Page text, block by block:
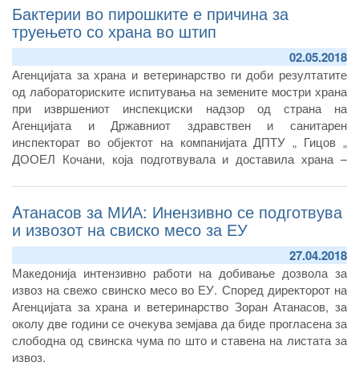
Бактерии во пирошките е причина за
труењето со храна во штип
02.05.2018
Агенцијата за храна и ветеринарство ги доби резултатите
од лабораториските испитувања на земените мостри храна
при извршениот инспекциски надзор од страна на
Агенцијата и Државниот здравствен и санитарен
инспекторат во објектот на компанијата ДПТУ „ Гицов „
ДООЕЛ Кочани, која подготвувала и доставила храна –
беа затруени дваесеттина лица.
Aтанасов за МИА: Инензивно се подготвува
и извозот на свиско месо за ЕУ
27.04.2018
Македонија интензивно работи на добивање дозвола за
извоз на свежо свинско месо во ЕУ. Според директорот на
Агенцијата за храна и ветеринарство Зоран Атанасов, за
околу две години се очекува земјава да биде прогласена за
слободна од свинска чума по што и ставена на листата за
извоз.